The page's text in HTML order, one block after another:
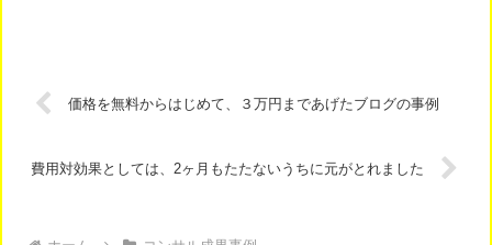
価格を無料からはじめて、３万円まであげたブログの事例
費用対効果としては、2ヶ月もたたないうちに元がとれました